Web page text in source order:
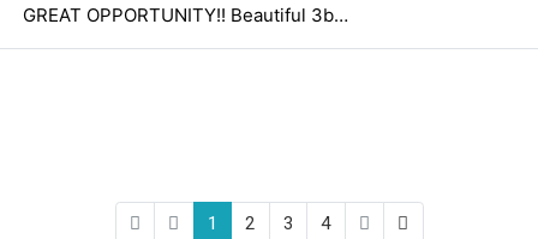
GREAT OPPORTUNITY!! Beautiful 3b…
1 (current)
2 3 4